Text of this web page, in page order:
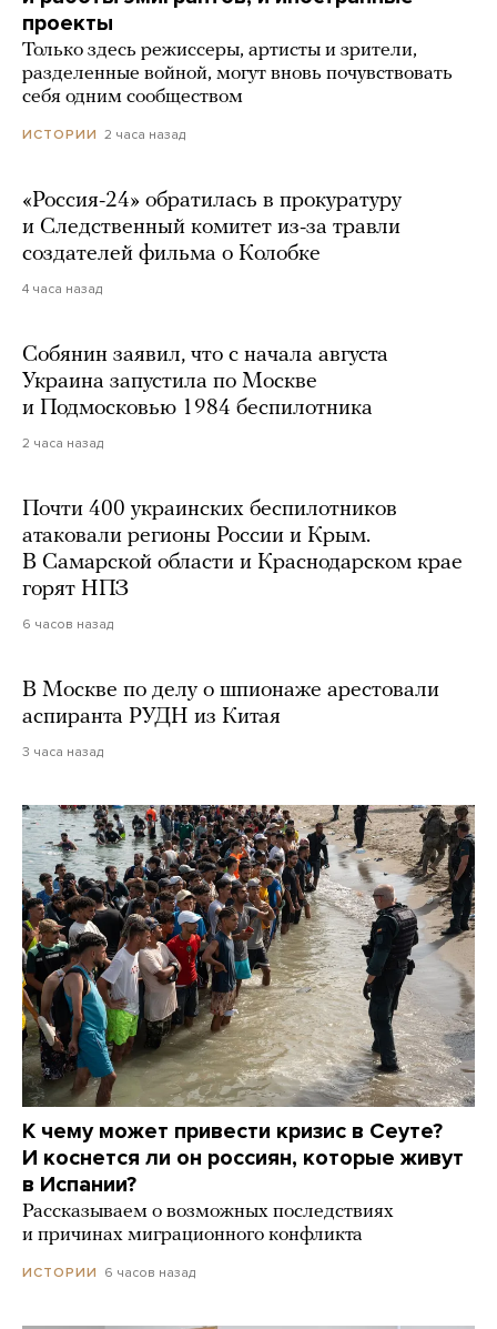
проекты
Только здесь режиссеры, артисты и зрители,
разделенные войной, могут вновь почувствовать
себя одним сообществом
ИСТОРИИ 2 часа назад
«Россия-24» обратилась в прокуратуру
и Следственный комитет из-за травли
создателей фильма о Колобке
4 часа назад
Собянин заявил, что с начала августа
Украина запустила по Москве
и Подмосковью 1984 беспилотника
2 часа назад
Почти 400 украинских беспилотников
атаковали регионы России и Крым.
В Самарской области и Краснодарском крае
горят НПЗ
6 часов назад
В Москве по делу о шпионаже арестовали
аспиранта РУДН из Китая
3 часа назад
К чему может привести кризис в Сеуте?
И коснется ли он россиян, которые живут
в Испании?
Рассказываем о возможных последствиях
и причинах миграционного конфликта
ИСТОРИИ 6 часов назад